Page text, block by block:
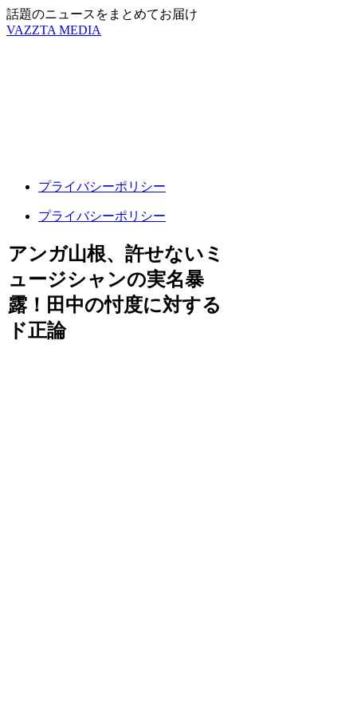
話題のニュースをまとめてお届け
VAZZTA MEDIA
プライバシーポリシー
プライバシーポリシー
アンガ山根、許せないミ
ュージシャンの実名暴
露！田中の忖度に対する
ド正論